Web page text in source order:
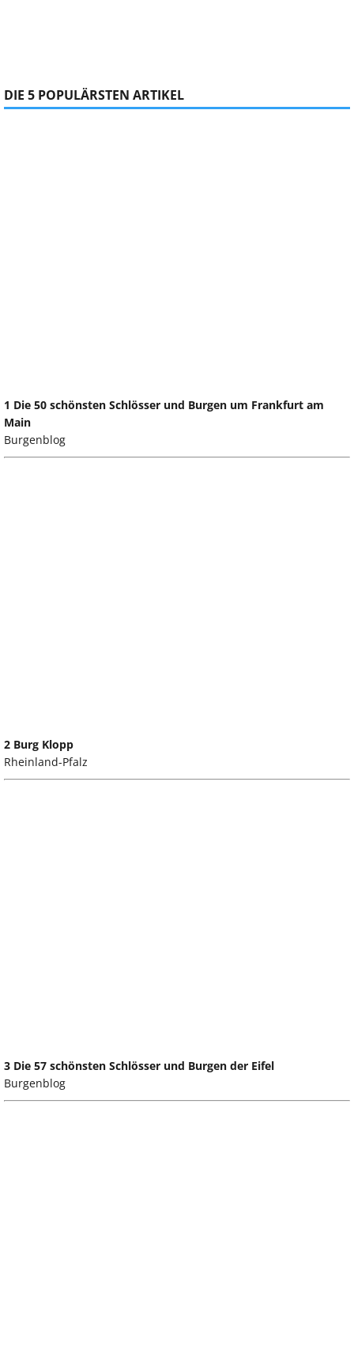
DIE 5 POPULÄRSTEN ARTIKEL
1 Die 50 schönsten Schlösser und Burgen um Frankfurt am
Main
Burgenblog
2 Burg Klopp
Rheinland-Pfalz
3 Die 57 schönsten Schlösser und Burgen der Eifel
Burgenblog